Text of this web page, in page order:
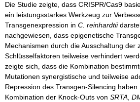
Die Studie zeigte, dass CRISPR/Cas9
ein leistungsstarkes Werkzeug zur
Transgenexpression in C. reinhardtii
nachgewiesen, dass epigenetische
Mechanismen durch die Ausschaltung der
Schlüsselfaktoren teilweise verhindert
zeigte sich, dass die Kombination
Mutationen synergistische und teilweise
Repression des Transgen-Silencing
Kombination der Knock-Outs von SRTA